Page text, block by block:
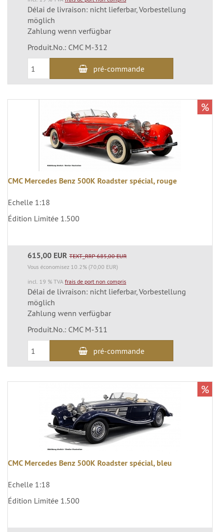
Délai de livraison: nicht lieferbar, Vorbestellung
möglich
Zahlung wenn verfügbar
Produit.No.: CMC M-312
pré-commande
CMC Mercedes Benz 500K Roadster spécial, rouge
Echelle 1:18
Édition Limitée 1.500
615,00 EUR TEXT_RRP 685,00 EUR
Vous économisez 10.2% (70,00 EUR)
incl. 19 % TVA frais de port non compris
Délai de livraison: nicht lieferbar, Vorbestellung
möglich
Zahlung wenn verfügbar
Produit.No.: CMC M-311
pré-commande
%
CMC Mercedes Benz 500K Roadster spécial, bleu
Echelle 1:18
Édition Limitée 1.500
%